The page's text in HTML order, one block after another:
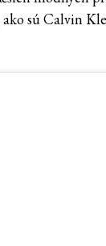
sú Calvin